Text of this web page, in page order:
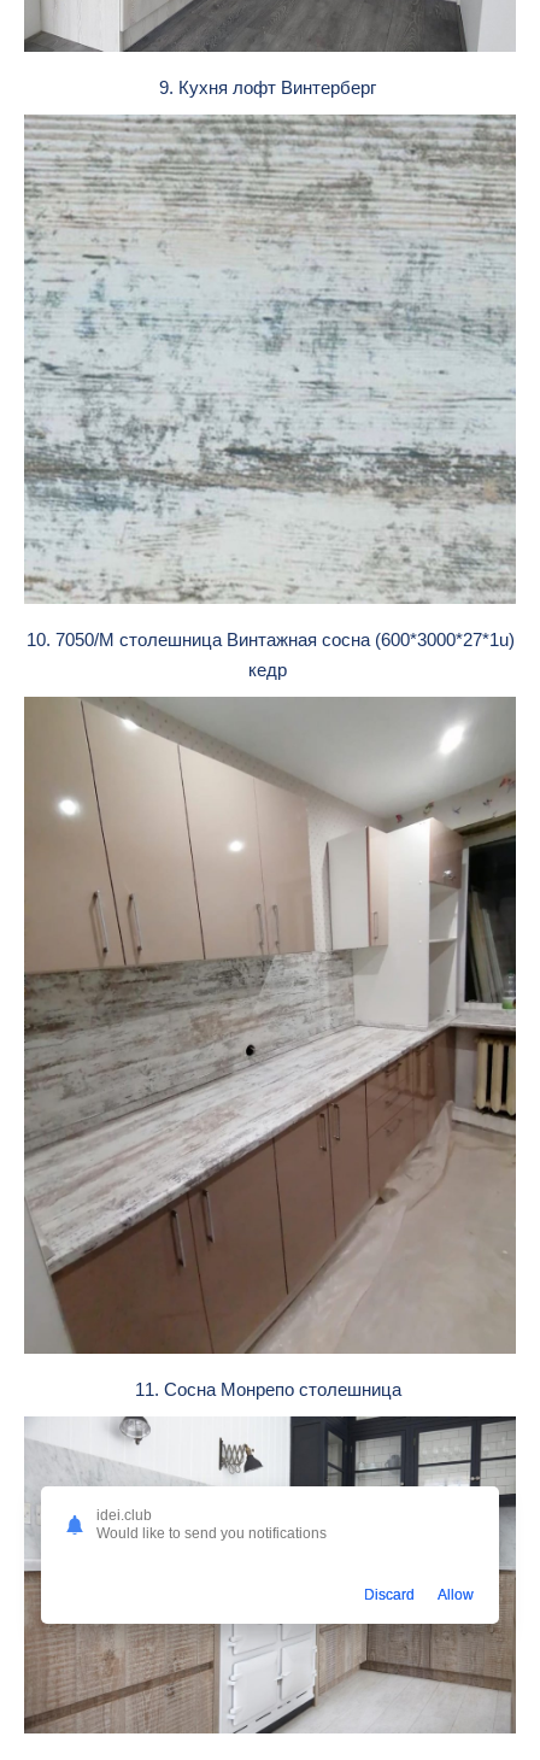
9. Кухня лофт Винтерберг
10. 7050/М столешница Винтажная сосна (600*3000*27*1u)
кедр
11. Сосна Монрепо столешница
idei.club
Would like to send you notifications
Discard Allow